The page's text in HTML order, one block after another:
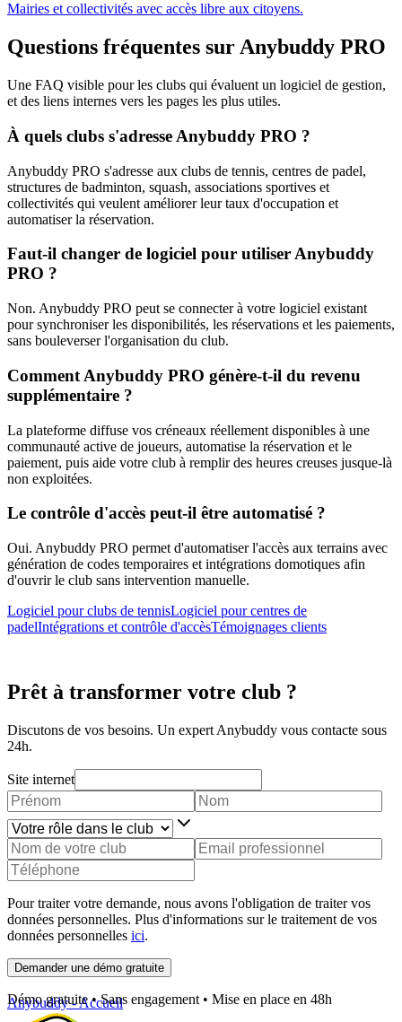
Mairies et collectivités avec accès libre aux citoyens.
Questions fréquentes sur Anybuddy PRO
Une FAQ visible pour les clubs qui évaluent un logiciel de gestion,
et des liens internes vers les pages les plus utiles.
À quels clubs s'adresse Anybuddy PRO ?
Anybuddy PRO s'adresse aux clubs de tennis, centres de padel,
structures de badminton, squash, associations sportives et
collectivités qui veulent améliorer leur taux d'occupation et
automatiser la réservation.
Faut-il changer de logiciel pour utiliser Anybuddy
PRO ?
Non. Anybuddy PRO peut se connecter à votre logiciel existant
pour synchroniser les disponibilités, les réservations et les paiements,
sans bouleverser l'organisation du club.
Comment Anybuddy PRO génère-t-il du revenu
supplémentaire ?
La plateforme diffuse vos créneaux réellement disponibles à une
communauté active de joueurs, automatise la réservation et le
paiement, puis aide votre club à remplir des heures creuses jusque-là
non exploitées.
Le contrôle d'accès peut-il être automatisé ?
Oui. Anybuddy PRO permet d'automatiser l'accès aux terrains avec
génération de codes temporaires et intégrations domotiques afin
d'ouvrir le club sans intervention manuelle.
Logiciel pour clubs de tennisLogiciel pour centres de
padelIntégrations et contrôle d'accèsTémoignages clients
Prêt à transformer votre club ?
Discutons de vos besoins. Un expert Anybuddy vous contacte sous
24h.
Site internet
Pour traiter votre demande, nous avons l'obligation de traiter vos
données personnelles. Plus d'informations sur le traitement de vos
données personnelles ici.
Demander une démo gratuite
Démo gratuite • Sans engagement • Mise en place en 48h
Anybuddy - Accueil